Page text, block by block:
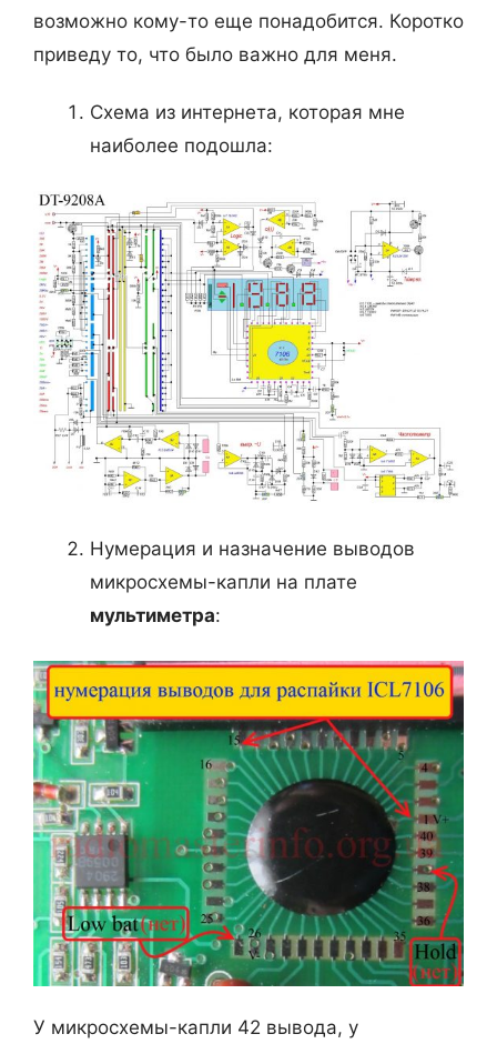
возможно кому-то еще понадобится. Коротко
приведу то, что было важно для меня.
Схема из интернета, которая мне
наиболее подошла:
Нумерация и назначение выводов
микросхемы-капли на плате
мультиметра:
У микросхемы-капли 42 вывода, у